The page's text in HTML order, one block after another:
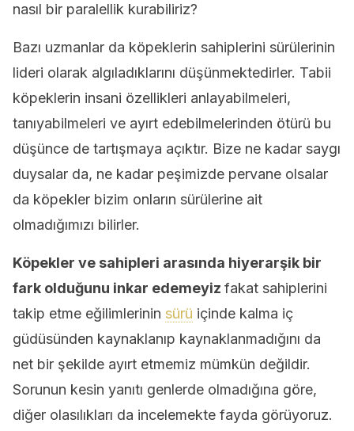
nasıl bir paralellik kurabiliriz?
Bazı uzmanlar da köpeklerin sahiplerini sürülerinin
lideri olarak algıladıklarını düşünmektedirler. Tabii
köpeklerin insani özellikleri anlayabilmeleri,
tanıyabilmeleri ve ayırt edebilmelerinden ötürü bu
düşünce de tartışmaya açıktır. Bize ne kadar saygı
duysalar da, ne kadar peşimizde pervane olsalar
da köpekler bizim onların sürülerine ait
olmadığımızı bilirler.
Köpekler ve sahipleri arasında hiyerarşik bir
fark olduğunu inkar edemeyiz fakat sahiplerini
takip etme eğilimlerinin sürü içinde kalma iç
güdüsünden kaynaklanıp kaynaklanmadığını da
net bir şekilde ayırt etmemiz mümkün değildir.
Sorunun kesin yanıtı genlerde olmadığına göre,
diğer olasılıkları da incelemekte fayda görüyoruz.